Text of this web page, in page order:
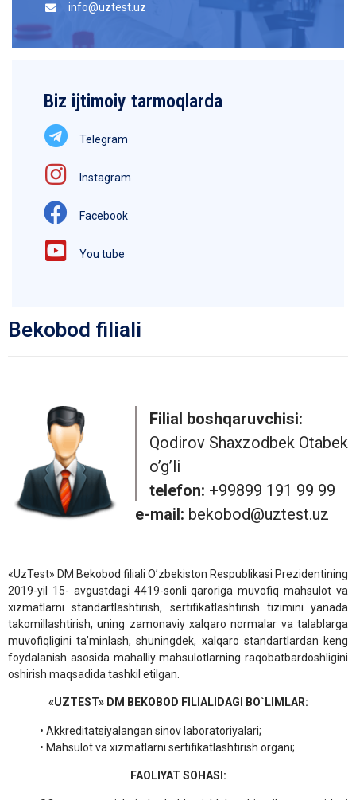
info@uztest.uz
Biz ijtimoiy tarmoqlarda
Telegram
Instagram
Facebook
You tube
Bekobod filiali
Filial boshqaruvchisi:
Qodirov Shaxzodbek Otabek
o’g’li
telefon: +99899 191 99 99
e-mail: bekobod@uztest.uz
«UzTest» DM Bekobod filiali O’zbekiston Respublikasi Prezidentining
2019-yil 15- avgustdagi 4419-sonli qaroriga muvofiq mahsulot va
xizmatlarni standartlashtirish, sertifikatlashtirish tizimini yanada
takomillashtirish, uning zamonaviy xalqaro normalar va talablarga
muvofiqligini ta’minlash, shuningdek, xalqaro standartlardan keng
foydalanish asosida mahalliy mahsulotlarning raqobatbardoshligini
oshirish maqsadida tashkil etilgan.
«UZTEST» DM BEKOBOD FILIALIDAGI BO`LIMLAR:
• Akkreditatsiyalangan sinov laboratoriyalari;
• Mahsulot va xizmatlarni sertifikatlashtirish organi;
FAOLIYAT SOHASI: